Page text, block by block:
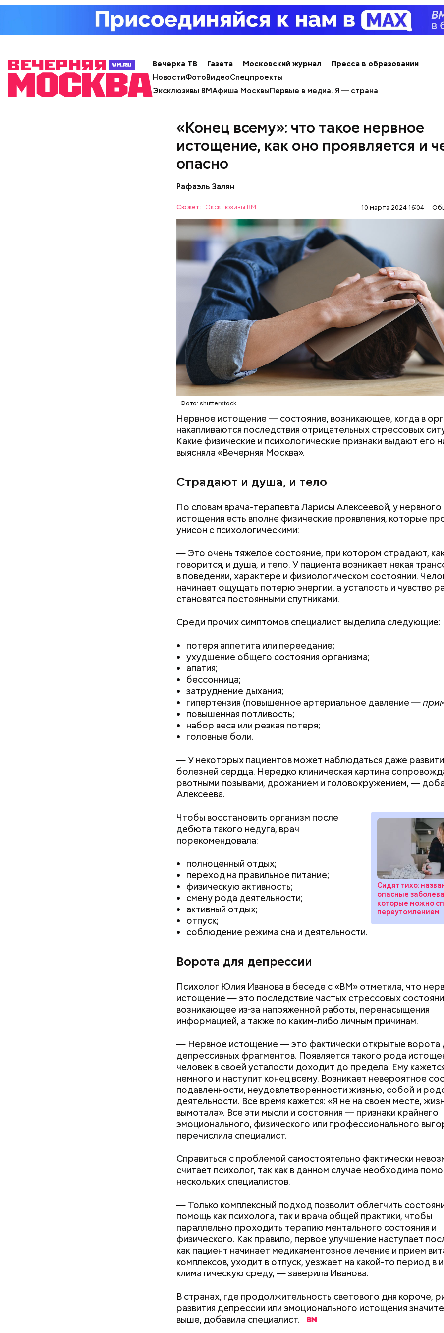
Вечерка ТВ Газета Московский журнал
Пресса в образовании
НовостиФотоВидеоСпецпроекты
Эксклюзивы ВМАфиша МосквыПервые в медиа. Я — страна
«Конец всему»: что такое нервное
истощение, как оно проявляется и
опасно
Рафаэль Залян
Сюжет: Эксклюзивы ВМ 10 марта 2024 16:04
Фото: shutterstock
Нервное истощение — состояние, возникающее, когда в
накапливаются последствия отрицательных стрессовых
Какие физические и психологические признаки выдают его
выясняла «Вечерняя Москва».
Страдают и душа, и тело
По словам врача-терапевта Ларисы Алексеевой, у нервного
истощения есть вполне физические проявления, которые
унисон с психологическими:
— Это очень тяжелое состояние, при котором страдают,
говорится, и душа, и тело. У пациента возникает некая
в поведении, характере и физиологическом состоянии.
начинает ощущать потерю энергии, а усталость и чувство
становятся постоянными спутниками.
Среди прочих симптомов специалист выделила следующие:
потеря аппетита или переедание;
ухудшение общего состояния организма;
апатия;
бессонница;
затруднение дыхания;
гипертензия (повышенное артериальное давление —
повышенная потливость;
набор веса или резкая потеря;
головные боли.
— У некоторых пациентов может наблюдаться даже
болезней сердца. Нередко клиническая картина
рвотными позывами, дрожанием и головокружением, —
Алексеева.
Сидят тихо:
опасные
которые можно
переутомлением
Чтобы восстановить организм после
дебюта такого недуга, врач
порекомендовала:
полноценный отдых;
переход на правильное питание;
физическую активность;
смену рода деятельности;
активный отдых;
отпуск;
соблюдение режима сна и деятельности.
Ворота для депрессии
Психолог Юлия Иванова в беседе с «ВМ» отметила, что
истощение — это последствие частых стрессовых
возникающее из-за напряженной работы, перенасыщения
информацией, а также по каким-либо личным причинам.
— Нервное истощение — это фактически открытые ворота
депрессивных фрагментов. Появляется такого рода
человек в своей усталости доходит до предела. Ему
немного и наступит конец всему. Возникает невероятное
подавленности, неудовлетворенности жизнью, собой и
деятельности. Все время кажется: «Я не на своем месте,
вымотала». Все эти мысли и состояния — признаки крайнего
эмоционального, физического или профессионального
перечислила специалист.
Справиться с проблемой самостоятельно фактически
считает психолог, так как в данном случае необходима
нескольких специалистов.
— Только комплексный подход позволит облегчить
помощь как психолога, так и врача общей практики, чтобы
параллельно проходить терапию ментального состояния и
физического. Как правило, первое улучшение наступает
как пациент начинает медикаментозное лечение и прием
комплексов, уходит в отпуск, уезжает на какой-то период в
климатическую среду, — заверила Иванова.
В странах, где продолжительность светового дня короче,
развития депрессии или эмоционального истощения
выше, добавила специалист.
кремний — укрепляет кости, зубы, волосы и ногти и
омолаживающее действие;
витамин С — работает как антиоксидант,
помогает выработке соединительной ткани, улучшает
кожи;
клетчатка — достаточно нежная и забирает излишки
холестерина, сахара и соли тяжелых металлов;
фолиевая кислота (в большом количестве) — она
беременным женщинам, чтобы формировалась нервная
плода. Также ее рекомендуют принимать для снижения
организме, которое провоцирует его раннее старение и
ряда опасных заболеваний;
бета-каротин (провитамин А) — отвечает за поддержание
— В момент стресса он держит сосуды под контролем и
положительно влияет на нервную систему, успокаивает,
предотвращает спазмы, — пояснила Соломатина.
Вред дыни
Фото: Shutterstock
Однако диетолог предупредила: не для всех дыня может
с сахарным диабетом;
лишним весом.
Диетолог
рассказала, как
натуральную
антибиотиков
— В сыром виде не рекомендован, достаточно 50–100 грамм
некоторые его свойства, — напомнила Писарева.
А врач-эндокринолог Алексей Калинчев рассказал, что
множество блюд, где используют растение.
— Наиболее распространенные борщ, щи, котлеты, салаты,
творогом и сыром, пироги, омлет, запеканка. Щавеля там
разнообразнее рацион питания человека, тем лучше.
заверил специалист.
Вовсю идет и сезон черешни. «Вечерняя Москва» узнала у
эндокринолога-диетолога Натальи Лазуренко, как
ягоду
с пользой для здоровья.
мать и сын погибли при
падении из окна в Раменском
японский
лишний вес
Как поменять батареи дома и
не получить штраф
Как получить
рублей от
трудной
претендовать и
документы